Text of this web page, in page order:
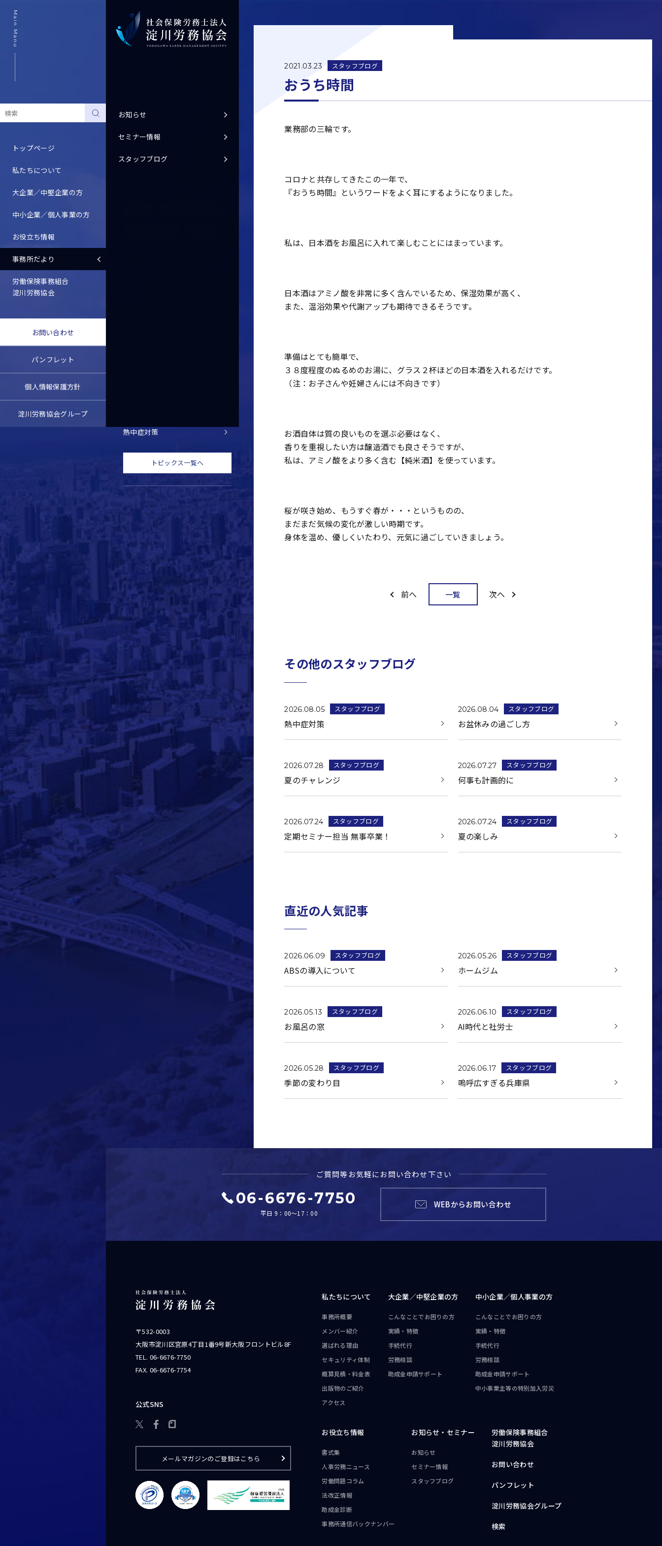
Main Manu
トップページ
私たちについて
大企業／中堅企業の方
中小企業／個人事業の方
お役立ち情報
事務所だより
お知らせ
セミナー情報
スタッフブログ
労働保険事務組合
淀川労務協会
お問い合わせ
パンフレット
個人情報保護方針
淀川労務協会グループ
熱中症対策
トピックス一覧へ
2021.03.23 スタッフブログ
おうち時間
業務部の三輪です。
コロナと共存してきたこの一年で、
『おうち時間』というワードをよく耳にするようになりました。
私は、日本酒をお風呂に入れて楽しむことにはまっています。
日本酒はアミノ酸を非常に多く含んでいるため、保湿効果が高く、
また、温浴効果や代謝アップも期待できるそうです。
準備はとても簡単で、
３８度程度のぬるめのお湯に、グラス２杯ほどの日本酒を入れるだけです。
（注：お子さんや妊婦さんには不向きです）
お酒自体は質の良いものを選ぶ必要はなく、
香りを重視したい方は醸造酒でも良さそうですが、
私は、アミノ酸をより多く含む【純米酒】を使っています。
桜が咲き始め、もうすぐ春が・・・というものの、
まだまだ気候の変化が激しい時期です。
身体を温め、優しくいたわり、元気に過ごしていきましょう。
前へ 一覧 次へ
その他のスタッフブログ
2026.08.05 スタッフブログ
熱中症対策
2026.08.04 スタッフブログ
お盆休みの過ごし方
2026.07.28 スタッフブログ
夏のチャレンジ
2026.07.27 スタッフブログ
何事も計画的に
2026.07.24 スタッフブログ
定期セミナー担当 無事卒業！
2026.07.24 スタッフブログ
夏の楽しみ
直近の人気記事
2026.06.09 スタッフブログ
ABSの導入について
2026.05.26 スタッフブログ
ホームジム
2026.05.13 スタッフブログ
お風呂の窓
2026.06.10 スタッフブログ
AI時代と社労士
2026.05.28 スタッフブログ
季節の変わり目
2026.06.17 スタッフブログ
嗚呼広すぎる兵庫県
ご質問等お気軽にお問い合わせ下さい
06-6676-7750
平日 9：00～17：00
WEBからお問い合わせ
〒532-0003
大阪市淀川区宮原4丁目1番9号新大阪フロントビル8F
TEL. 06-6676-7750
FAX. 06-6676-7754
公式SNS

メールマガジンのご登録はこちら
私たちについて
事務所概要
メンバー紹介
選ばれる理由
セキュリティ体制
概算見積・料金表
出版物のご紹介
アクセス
大企業／中堅企業の方
こんなことでお困りの方
実績・特徴
手続代行
労務相談
助成金申請サポート
中小企業／個人事業の方
こんなことでお困りの方
実績・特徴
手続代行
労務相談
助成金申請サポート
中小事業主等の特別加入労災
お役立ち情報
書式集
人事労務ニュース
労働問題コラム
法改正情報
助成金診断
事務所通信バックナンバー
お知らせ・ セミナー
お知らせ
セミナー情報
スタッフブログ
労働保険事務組合
淀川労務協会
お問い合わせ
パンフレット
淀川労務協会グループ
検索